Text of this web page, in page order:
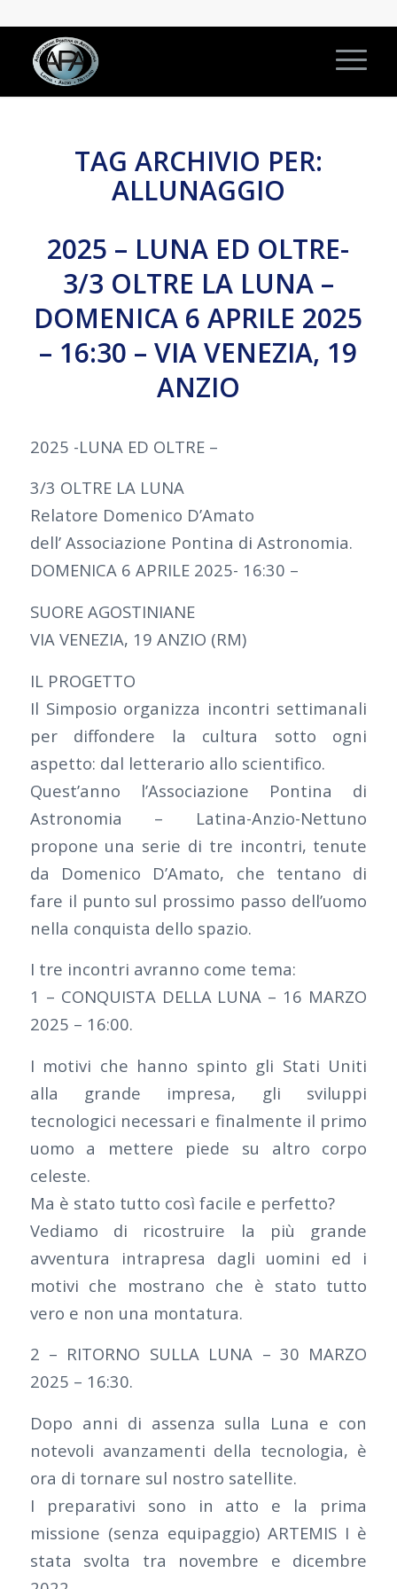
TAG ARCHIVIO PER:
ALLUNAGGIO
2025 – LUNA ED OLTRE-
3/3 OLTRE LA LUNA –
DOMENICA 6 APRILE 2025
– 16:30 – VIA VENEZIA, 19
ANZIO
2025 -LUNA ED OLTRE –
3/3 OLTRE LA LUNA
Relatore Domenico D’Amato
dell’ Associazione Pontina di Astronomia.
DOMENICA 6 APRILE 2025- 16:30 –
SUORE AGOSTINIANE
VIA VENEZIA, 19 ANZIO (RM)
IL PROGETTO
Il Simposio organizza incontri settimanali
per diffondere la cultura sotto ogni
aspetto: dal letterario allo scientifico.
Quest’anno l’Associazione Pontina di
Astronomia – Latina-Anzio-Nettuno
propone una serie di tre incontri, tenute
da Domenico D’Amato, che tentano di
fare il punto sul prossimo passo dell’uomo
nella conquista dello spazio.
I tre incontri avranno come tema:
1 – CONQUISTA DELLA LUNA – 16 MARZO
2025 – 16:00.
I motivi che hanno spinto gli Stati Uniti
alla grande impresa, gli sviluppi
tecnologici necessari e finalmente il primo
uomo a mettere piede su altro corpo
celeste.
Ma è stato tutto così facile e perfetto?
Vediamo di ricostruire la più grande
avventura intrapresa dagli uomini ed i
motivi che mostrano che è stato tutto
vero e non una montatura.
2 – RITORNO SULLA LUNA – 30 MARZO
2025 – 16:30.
Dopo anni di assenza sulla Luna e con
notevoli avanzamenti della tecnologia, è
ora di tornare sul nostro satellite.
I preparativi sono in atto e la prima
missione (senza equipaggio) ARTEMIS I è
stata svolta tra novembre e dicembre